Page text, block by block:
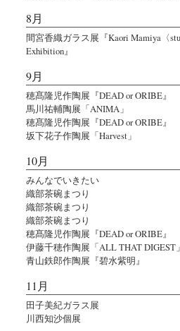
8月
間宮香織ガラス展『Kaori Mamiya〈
Exhibition』
9月
穂髙隆児作陶展『DEAD or ORIBE』
馬川祐輔陶展「ANIMA」
穂髙隆児作陶展『DEAD or ORIBE』
坂下花子作陶展「Harvest」
10月
みんなでいきたい
織部茶碗まつり
織部茶碗まつり
織部茶碗まつり
穂髙隆児作陶展『DEAD or ORIBE』
伊藤千穂作陶展「ALL THAT DIGEST」
青山鉄郎作陶展『碧水紫明』
11月
田子美紀ガラス展
川西知沙個展